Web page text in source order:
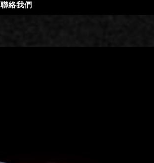
聯絡我們